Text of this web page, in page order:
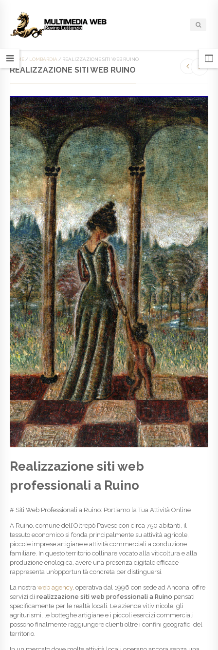
HOME / LOMBARDIA / REALIZZAZIONE SITI WEB RUINO
REALIZZAZIONE SITI WEB RUINO
Realizzazione siti web
professionali a Ruino
# Siti Web Professionali a Ruino: Portiamo la Tua Attività Online
A Ruino, comune dell’Oltrepò Pavese con circa 750 abitanti, il
tessuto economico si fonda principalmente su attività agricole,
piccole imprese artigiane e attività commerciali a conduzione
familiare. In questo territorio collinare vocato alla viticoltura e alla
produzione enologica, avere una presenza digitale efficace
rappresenta un’opportunità concreta per distinguersi.
La nostra web agency, operativa dal 1996 con sede ad Ancona, offre
servizi di realizzazione siti web professionali a Ruino pensati
specificamente per le realtà locali. Le aziende vitivinicole, gli
agriturismi, le botteghe artigiane e i piccoli esercizi commerciali
possono finalmente raggiungere clienti oltre i confini geografici del
territorio.